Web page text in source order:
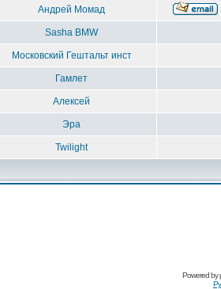
Андрей Момад
Sasha BMW
Московский Гештальт инст
Гамлет
Алексей
Эра
Twilight
Powered by